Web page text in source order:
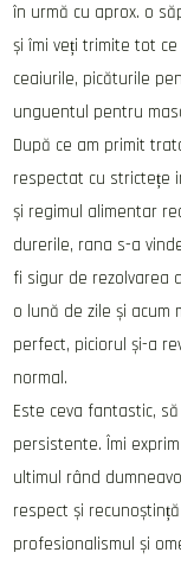
în urmă cu aprox. o
și îmi veți trimite tot
ceaiurile, picăturile
unguentul pentru
După ce am primit
respectat cu strictețe
și regimul alimentar
durerile, rana s-a
fi sigur de rezolvarea
o lună de zile și
perfect, piciorul și-a
normal.
Este ceva fantastic,
persistente. Îmi
ultimul rând
respect și
profesionalismul și